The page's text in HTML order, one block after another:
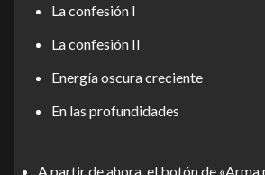
La confesión I
La confesión II
Energía oscura creciente
En las profundidades
A partir de ahora, el botón de «Arma